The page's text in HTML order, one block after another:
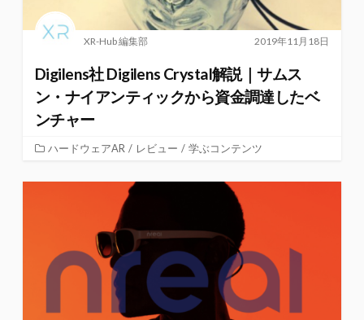
2019年11月18日
XR-Hub 編集部
Digilens社 Digilens Crystal解説｜サムス
ン・ナイアンティックから資金調達したベ
ンチャー
ハードウェアAR / レビュー / 学ぶコンテンツ